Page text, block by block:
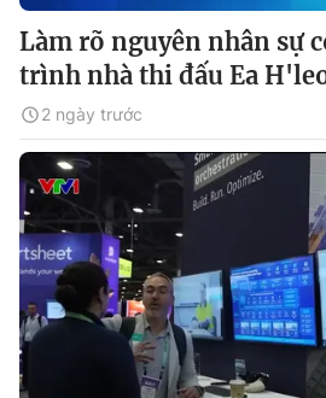
Làm rõ nguyên nhân sự
trình nhà thi đấu Ea
2 ngày trước